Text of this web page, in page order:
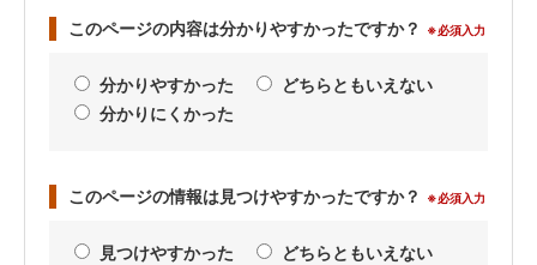
このページの内容は分かりやすかったですか？ ※必須入力
分かりやすかった
どちらともいえない
分かりにくかった
このページの情報は見つけやすかったですか？ ※必須入力
見つけやすかった
どちらともいえない